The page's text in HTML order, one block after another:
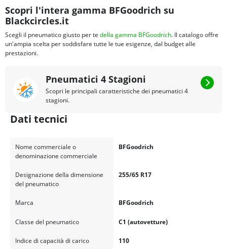
Scopri l'intera gamma BFGoodrich su
Blackcircles.it
Scegli il pneumatico giusto per te della gamma BFGoodrich. Il catalogo offre
un'ampia scelta per soddisfare tutte le tue esigenze, dal budget alle
prestazioni.
Pneumatici 4 Stagioni
Scopri le principali caratteristiche dei pneumatici 4
stagioni.
Dati tecnici
Nome commerciale o
denominazione commerciale
BFGoodrich
Designazione della dimensione
del pneumatico
255/65 R17
Marca BFGoodrich
Classe del pneumatico C1 (autovetture)
Indice di capacità di carico 110